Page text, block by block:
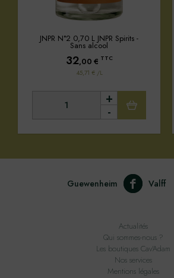
JNPR N°2 0,70 L JNPR Spirits -
Sans alcool
32,00 € TTC
45,71 € /L
-
+
Guewenheim Valff
Actualités
Qui sommes-nous ?
Les boutiques Cav'Adam
Nos services
Mentions légales